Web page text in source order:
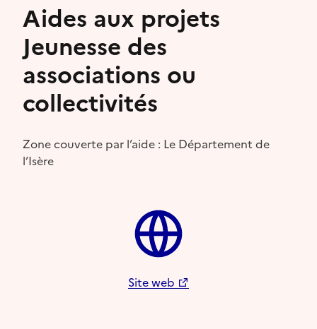
Aides aux projets
Jeunesse des
associations ou
collectivités
Zone couverte par l’aide : Le Département de
l’Isère
Site web